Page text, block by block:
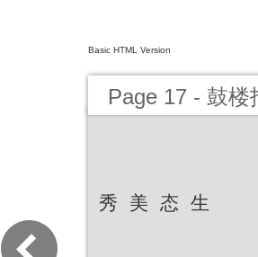
Basic HTML Version
Page 17 - 鼓楼
秀 美 态 生